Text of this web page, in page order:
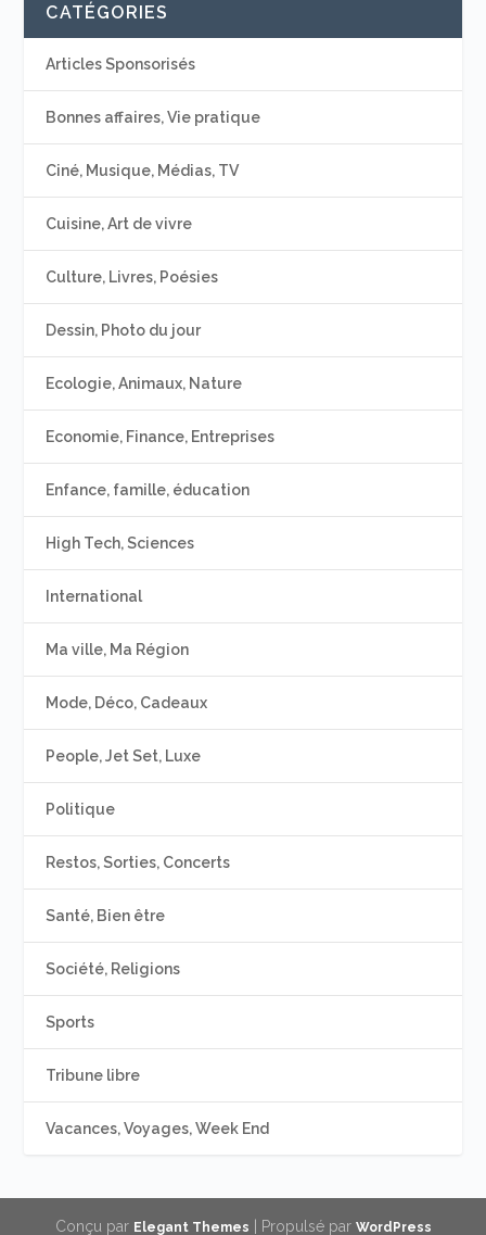
CATÉGORIES
Articles Sponsorisés
Bonnes affaires, Vie pratique
Ciné, Musique, Médias, TV
Cuisine, Art de vivre
Culture, Livres, Poésies
Dessin, Photo du jour
Ecologie, Animaux, Nature
Economie, Finance, Entreprises
Enfance, famille, éducation
High Tech, Sciences
International
Ma ville, Ma Région
Mode, Déco, Cadeaux
People, Jet Set, Luxe
Politique
Restos, Sorties, Concerts
Santé, Bien être
Société, Religions
Sports
Tribune libre
Vacances, Voyages, Week End
Conçu par Elegant Themes | Propulsé par WordPress